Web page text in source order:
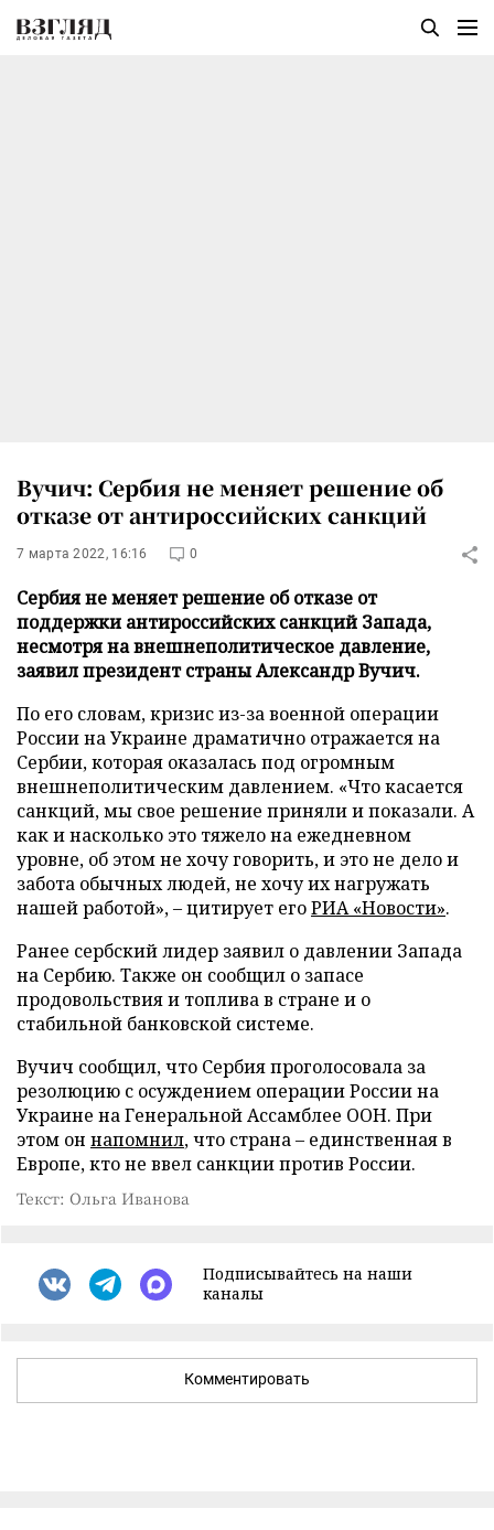
Вучич: Сербия не меняет решение об
отказе от антироссийских санкций
7 марта 2022, 16:16 0
Сербия не меняет решение об отказе от
поддержки антироссийских санкций Запада,
несмотря на внешнеполитическое давление,
заявил президент страны Александр Вучич.
По его словам, кризис из-за военной операции
России на Украине драматично отражается на
Сербии, которая оказалась под огромным
внешнеполитическим давлением. «Что касается
санкций, мы свое решение приняли и показали. А
как и насколько это тяжело на ежедневном
уровне, об этом не хочу говорить, и это не дело и
забота обычных людей, не хочу их нагружать
нашей работой», – цитирует егоРИА «Новости».
Ранее сербский лидер заявил о давлении Запада
на Сербию. Также он сообщил о запасе
продовольствия и топлива в стране и о
стабильной банковской системе.
Вучич сообщил, что Сербия проголосовала за
резолюцию с осуждением операции России на
Украине на Генеральной Ассамблее ООН. При
этом он напомнил, что страна – единственная в
Европе, кто не ввел санкции против России.
Текст: Ольга Иванова
Подписывайтесь на наши
каналы
Комментировать